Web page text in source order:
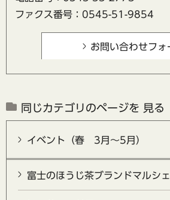
ファクス番号：0545-51-9854
同じカテゴリのページを 見る
イベント（春 3月～5月）
富士のほうじ茶ブランドマルシェ